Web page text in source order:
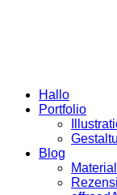
Hallo
Portfolio
Blog